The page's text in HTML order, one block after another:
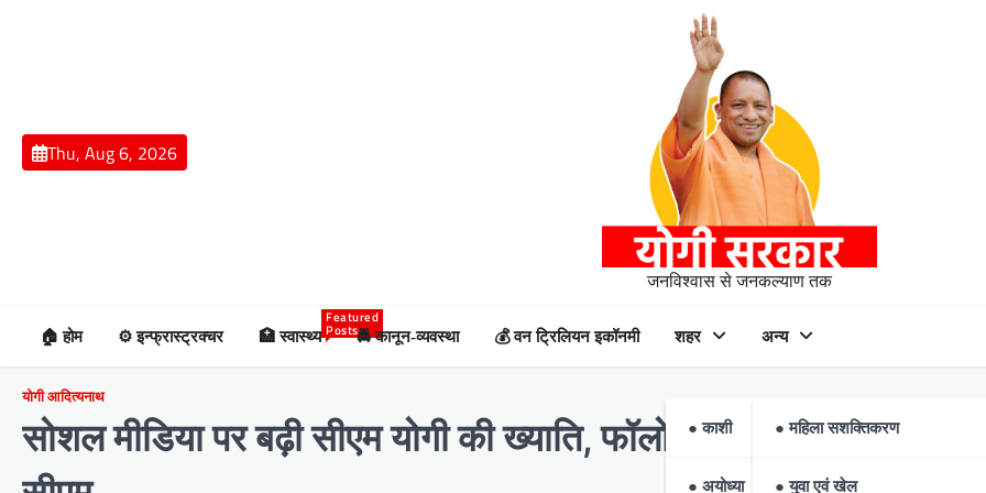
Thu, Aug 6, 2026
जनविश्वास से जनकल्याण तक
🏠 होम ⚙️ इन्फ्रास्ट्रक्चर 🏥 स्वास्थ्य
Featured
Posts🚔 कानून-व्यवस्था 💰 वन ट्रिलियन इकॉनमी शहर
● काशी
● अयोध्या
अन्य
● महिला सशक्तिकरण
● युवा एवं खेल
योगी आदित्यनाथ
सोशल मीडिया पर बढ़ी सीएम योगी की ख्याति, फॉलोअर्स के मामले में बने